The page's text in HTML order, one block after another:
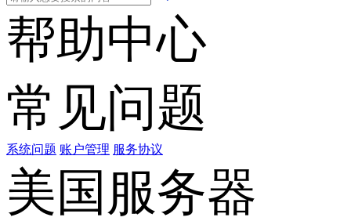
帮助中心
常见问题
系统问题 账户管理 服务协议
美国服务器